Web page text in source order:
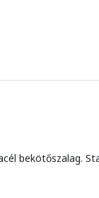
bekötőszalag.